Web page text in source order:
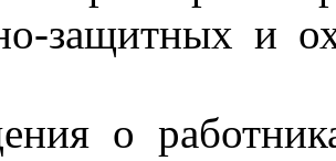
защитных и
о